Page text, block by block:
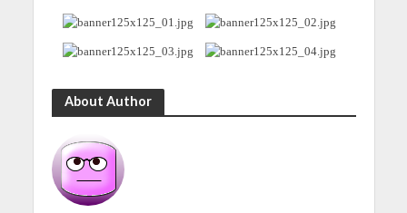
About Author